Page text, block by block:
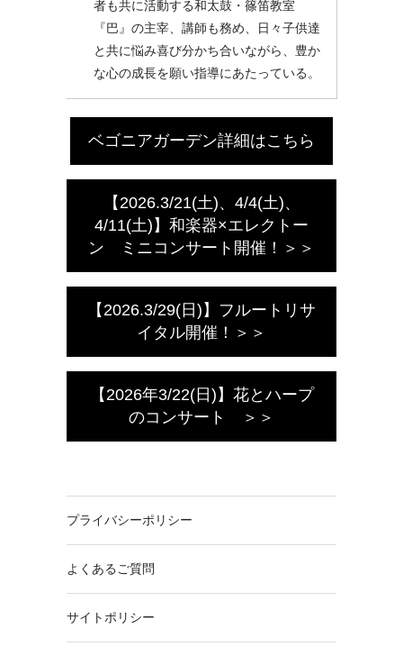
者も共に活動する和太鼓・篠笛教室
『巴』の主宰、講師も務め、日々子供達
と共に悩み喜び分かち合いながら、豊か
な心の成長を願い指導にあたっている。
ベゴニアガーデン詳細はこちら
【2026.3/21(土)、4/4(土)、
4/11(土)】和楽器×エレクトー
ン ミニコンサート開催！＞＞
【2026.3/29(日)】フルートリサ
イタル開催！＞＞
【2026年3/22(日)】花とハープ
のコンサート ＞＞
プライバシーポリシー
よくあるご質問
サイトポリシー